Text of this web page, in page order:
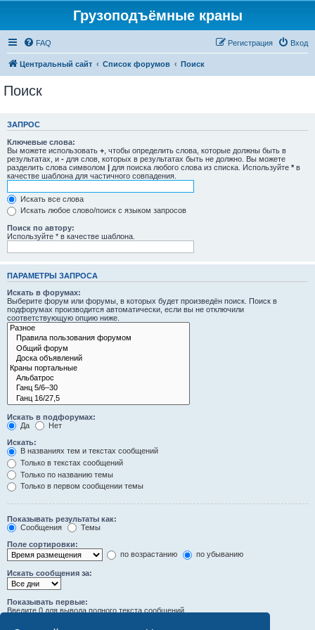
Грузоподъёмные краны
FAQ Вход
Регистрация
Центральный сайт Список форумов Поиск
Поиск
ЗАПРОС
Ключевые слова:
Вы можете использовать + , чтобы определить слова, которые должны быть в
результатах, и - для слов, которых в результатах быть не должно. Вы можете
разделить слова символом | для поиска любого слова из списка. Используйте * в
качестве шаблона для частичного совпадения.
Искать все слова
Искать любое слово/поиск с языком запросов
Поиск по автору:
Используйте * в качестве шаблона.
ПАРАМЕТРЫ ЗАПРОСА
Искать в форумах:
Выберите форум или форумы, в которых будет произведён поиск. Поиск в
подфорумах производится автоматически, если вы не отключили
соответствующую опцию ниже.
Искать в подфорумах:
Да
Нет
Искать:
В названиях тем и текстах сообщений
Только в текстах сообщений
Только по названию темы
Только в первом сообщении темы
Показывать результаты как:
Сообщения
Темы
Поле сортировки:
по возрастанию
по убыванию
Искать сообщения за:
Показывать первые:
Введите 0 для вывода полного текста сообщений.